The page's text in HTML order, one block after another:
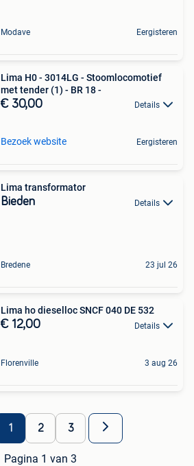
Modave Eergisteren
Lima H0 - 3014LG - Stoomlocomotief
met tender (1) - BR 18 -
€ 30,00 Details
Bezoek website Eergisteren
Lima transformator
Bieden Details
Bredene 23 jul 26
Lima ho dieselloc SNCF 040 DE 532
€ 12,00 Details
Florenville 3 aug 26
1 2 3
Pagina 1 van 3